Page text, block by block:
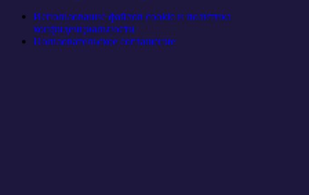
Использование файлов cookie и политика
конфиденциальности
Пользовательское соглашение